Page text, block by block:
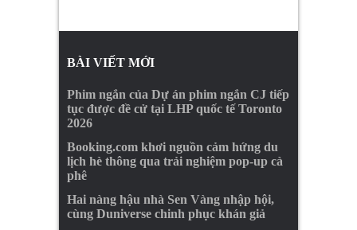
BÀI VIẾT MỚI
Phim ngắn của Dự án phim ngắn CJ tiếp
tục được đề cử tại LHP quốc tế Toronto
2026
Booking.com khơi nguồn cảm hứng du
lịch hè thông qua trải nghiệm pop-up cà
phê
Hai nàng hậu nhà Sen Vàng nhập hội,
cùng Duniverse chinh phục khán giả